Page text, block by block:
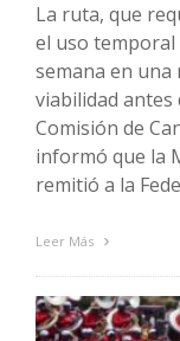
La ruta, que
el uso temporal
semana en
viabilidad antes
Comisión de
informó que la
remitió a la
Leer Más